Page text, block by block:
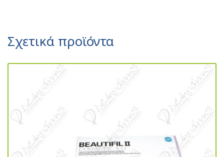
Σχετικά προϊόντα